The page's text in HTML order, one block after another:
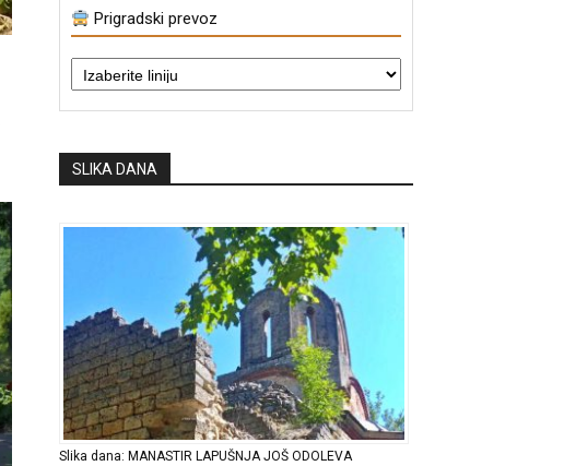
Prigradski prevoz
SLIKA DANA
Slika dana: MANASTIR LAPUŠNJA JOŠ ODOLEVA